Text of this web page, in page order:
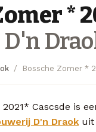
*
Bossche Zomer *
Cascsde is
D'n Draok uit